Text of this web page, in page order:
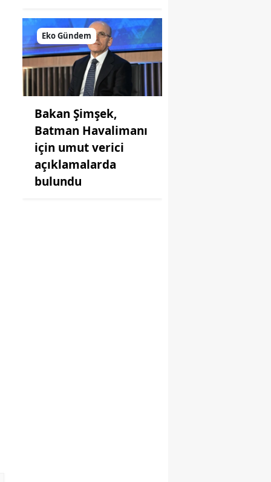
Eko Gündem
Bakan Şimşek,
Batman Havalimanı
için umut verici
açıklamalarda
bulundu